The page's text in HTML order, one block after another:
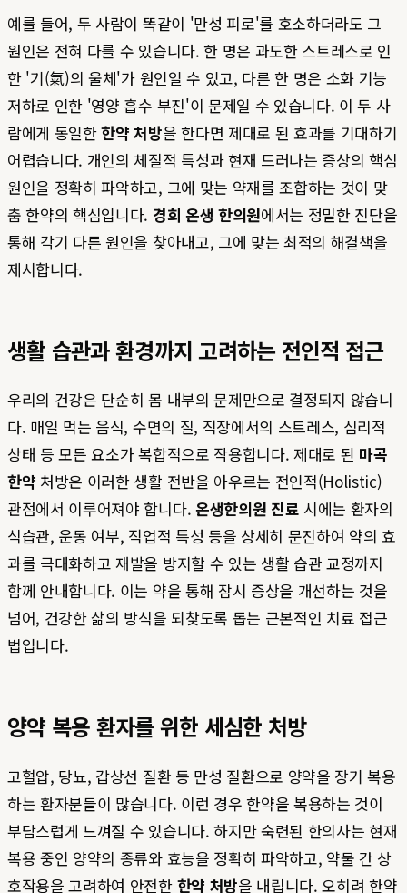
예를 들어, 두 사람이 똑같이 '만성 피로'를 호소하더라도 그
원인은 전혀 다를 수 있습니다. 한 명은 과도한 스트레스로 인
한 '기(氣)의 울체'가 원인일 수 있고, 다른 한 명은 소화 기능
저하로 인한 '영양 흡수 부진'이 문제일 수 있습니다. 이 두 사
람에게 동일한한약 처방을 한다면 제대로 된 효과를 기대하기
어렵습니다. 개인의 체질적 특성과 현재 드러나는 증상의 핵심
원인을 정확히 파악하고, 그에 맞는 약재를 조합하는 것이 맞
춤 한약의 핵심입니다. 경희 온생 한의원에서는 정밀한 진단을
통해 각기 다른 원인을 찾아내고, 그에 맞는 최적의 해결책을
제시합니다.
생활 습관과 환경까지 고려하는 전인적 접근
우리의 건강은 단순히 몸 내부의 문제만으로 결정되지 않습니
다. 매일 먹는 음식, 수면의 질, 직장에서의 스트레스, 심리적
상태 등 모든 요소가 복합적으로 작용합니다. 제대로 된 마곡
한약 처방은 이러한 생활 전반을 아우르는 전인적(Holistic)
관점에서 이루어져야 합니다. 온생한의원 진료 시에는 환자의
식습관, 운동 여부, 직업적 특성 등을 상세히 문진하여 약의 효
과를 극대화하고 재발을 방지할 수 있는 생활 습관 교정까지
함께 안내합니다. 이는 약을 통해 잠시 증상을 개선하는 것을
넘어, 건강한 삶의 방식을 되찾도록 돕는 근본적인 치료 접근
법입니다.
양약 복용 환자를 위한 세심한 처방
고혈압, 당뇨, 갑상선 질환 등 만성 질환으로 양약을 장기 복용
하는 환자분들이 많습니다. 이런 경우 한약을 복용하는 것이
부담스럽게 느껴질 수 있습니다. 하지만 숙련된 한의사는 현재
복용 중인 양약의 종류와 효능을 정확히 파악하고, 약물 간 상
호작용을 고려하여 안전한 한약 처방을 내립니다. 오히려 한약